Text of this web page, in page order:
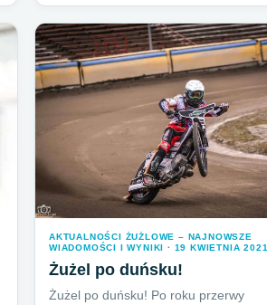
AKTUALNOŚCI ŻUŻLOWE – NAJNOWSZE
WIADOMOŚCI I WYNIKI · 19 KWIETNIA 2021
Żużel po duńsku!
Żużel po duńsku! Po roku przerwy